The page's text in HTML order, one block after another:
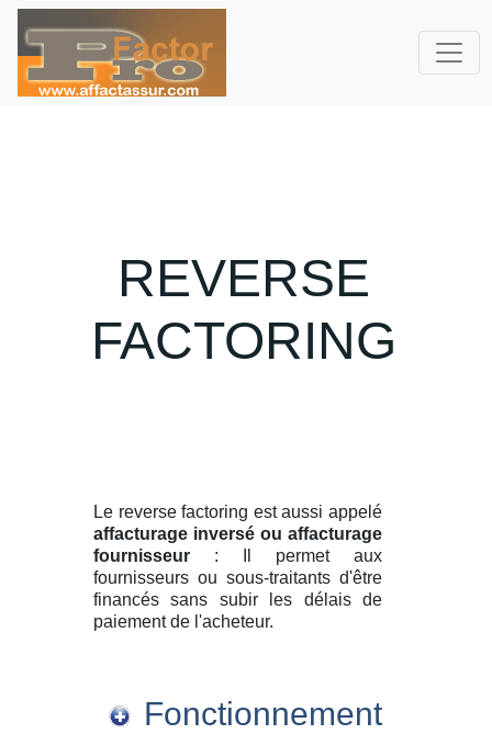
REVERSE
FACTORING
Le reverse factoring est aussi appelé
affacturage inversé ou affacturage
fournisseur : Il permet aux
fournisseurs ou sous-traitants d'être
financés sans subir les délais de
paiement de l'acheteur.
Fonctionnement